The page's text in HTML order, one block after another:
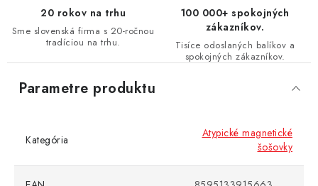
20 rokov na trhu
Sme slovenská firma s 20-ročnou
tradíciou na trhu.
100 000+ spokojných
zákazníkov.
Tisíce odoslaných balíkov a
spokojných zákazníkov.
Parametre produktu
Kategória
Atypické magnetické
šošovky